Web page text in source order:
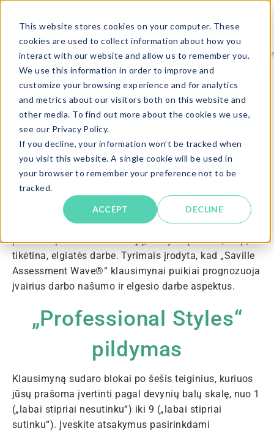
This website stores cookies on your computer. These
cookies are used to collect information about how you
interact with our website and allow us to remember you.
We use this information in order to improve and
customize your browsing experience and for analytics
and metrics about our visitors both on this website and
other media. To find out more about the cookies we use,
see our Privacy Policy.
If you decline, your information won’t be tracked when
you visit this website. A single cookie will be used in
your browser to remember your preference not to be
tracked.
ACCEPT DECLINE
Pristatome „Wave®
Professional Styles“
Šis puslapis skirtas padėti jums suprasti, kaip pildyti
„Professional Styles“ klausimyną. Klausimyne
prašome pateikti informaciją, susijusią su tuo, kaip,
tikėtina, elgiatės darbe. Tyrimais įrodyta, kad „Saville
Assessment Wave®“ klausimynai puikiai prognozuoja
įvairius darbo našumo ir elgesio darbe aspektus.
„Professional Styles“
pildymas
Klausimyną sudaro blokai po šešis teiginius, kuriuos
jūsų prašoma įvertinti pagal devynių balų skalę, nuo 1
(„labai stipriai nesutinku“) iki 9 („labai stipriai
sutinku“). Įveskite atsakymus pasirinkdami